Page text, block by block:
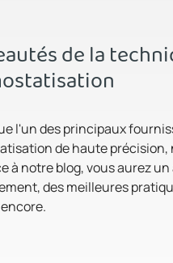
de la
l'un des principaux
de haute précision,
à notre blog, vous aurez
des meilleures